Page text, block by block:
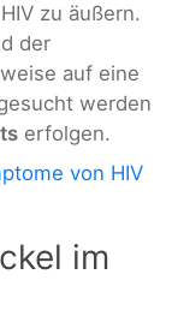
zu äußern.
der
auf eine
werden
erfolgen.
von HIV
im